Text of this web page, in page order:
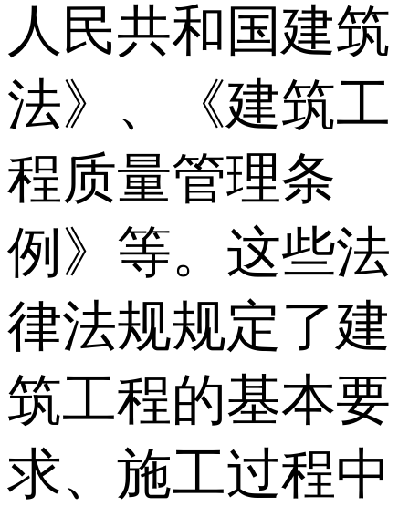
人民共和国建筑
法》、《建筑工
程质量管理条
例》等。这些法
律法规规定了建
筑工程的基本要
求、施工过程中